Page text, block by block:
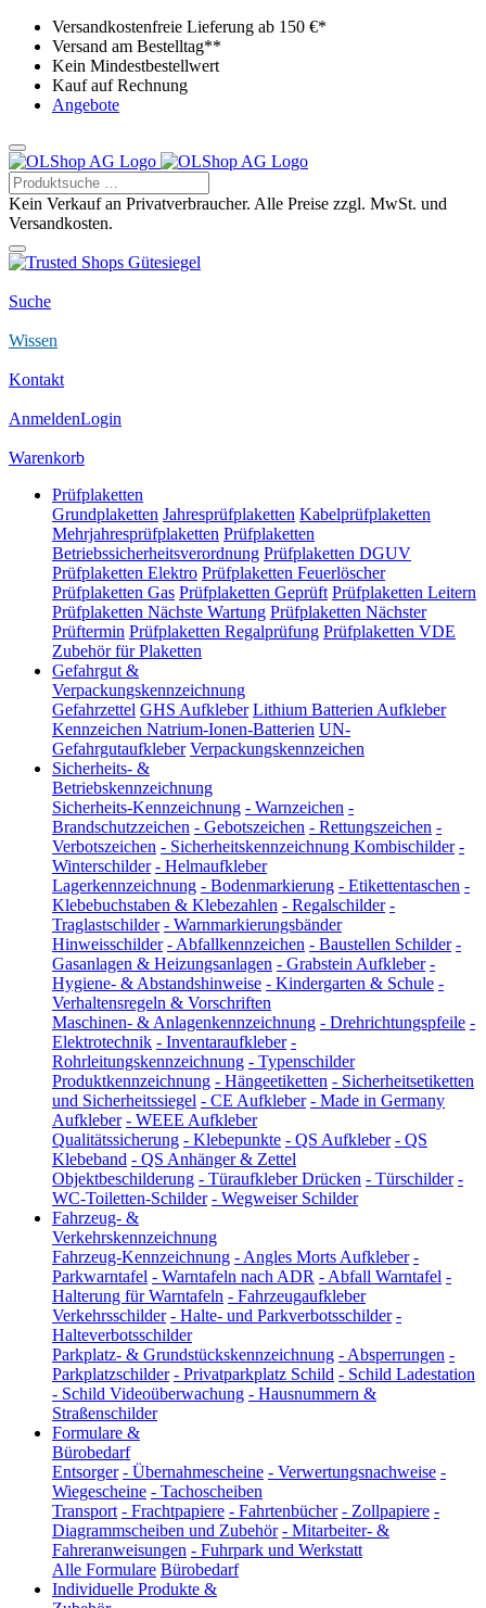
Versandkostenfreie Lieferung ab 150 €*
Versand am Bestelltag**
Kein Mindestbestellwert
Kauf auf Rechnung
Angebote
Kein Verkauf an Privatverbraucher. Alle Preise zzgl. MwSt. und
Versandkosten.
Suche
Wissen
Kontakt
AnmeldenLogin
Warenkorb
Prüfplaketten
Grundplaketten Jahresprüfplaketten Kabelprüfplaketten
Mehrjahresprüfplaketten Prüfplaketten
Betriebssicherheitsverordnung Prüfplaketten DGUV
Prüfplaketten Elektro Prüfplaketten Feuerlöscher
Prüfplaketten Gas Prüfplaketten Geprüft Prüfplaketten Leitern
Prüfplaketten Nächste Wartung Prüfplaketten Nächster
Prüftermin Prüfplaketten Regalprüfung Prüfplaketten VDE
Zubehör für Plaketten
Gefahrgut &
Verpackungskennzeichnung
Gefahrzettel GHS Aufkleber Lithium Batterien Aufkleber
Kennzeichen Natrium-Ionen-Batterien UN-
Gefahrgutaufkleber Verpackungskennzeichen
Sicherheits- &
Betriebskennzeichnung
Sicherheits-Kennzeichnung - Warnzeichen -
Brandschutzzeichen - Gebotszeichen - Rettungszeichen -
Verbotszeichen - Sicherheitskennzeichnung Kombischilder -
Winterschilder - Helmaufkleber
Lagerkennzeichnung - Bodenmarkierung - Etikettentaschen -
Klebebuchstaben & Klebezahlen - Regalschilder -
Traglastschilder - Warnmarkierungsbänder
Hinweisschilder - Abfallkennzeichen - Baustellen Schilder -
Gasanlagen & Heizungsanlagen - Grabstein Aufkleber -
Hygiene- & Abstandshinweise - Kindergarten & Schule -
Verhaltensregeln & Vorschriften
Maschinen- & Anlagenkennzeichnung - Drehrichtungspfeile -
Elektrotechnik - Inventaraufkleber -
Rohrleitungskennzeichnung - Typenschilder
Produktkennzeichnung - Hängeetiketten - Sicherheitsetiketten
und Sicherheitssiegel - CE Aufkleber - Made in Germany
Aufkleber - WEEE Aufkleber
Qualitätssicherung - Klebepunkte - QS Aufkleber - QS
Klebeband - QS Anhänger & Zettel
Objektbeschilderung - Türaufkleber Drücken - Türschilder -
WC-Toiletten-Schilder - Wegweiser Schilder
Fahrzeug- &
Verkehrskennzeichnung
Fahrzeug-Kennzeichnung - Angles Morts Aufkleber -
Parkwarntafel - Warntafeln nach ADR - Abfall Warntafel -
Halterung für Warntafeln - Fahrzeugaufkleber
Verkehrsschilder - Halte- und Parkverbotsschilder -
Halteverbotsschilder
Parkplatz- & Grundstückskennzeichnung - Absperrungen -
Parkplatzschilder - Privatparkplatz Schild - Schild Ladestation
- Schild Videoüberwachung - Hausnummern &
Straßenschilder
Formulare &
Bürobedarf
Entsorger - Übernahmescheine - Verwertungsnachweise -
Wiegescheine - Tachoscheiben
Transport - Frachtpapiere - Fahrtenbücher - Zollpapiere -
Diagrammscheiben und Zubehör - Mitarbeiter- &
Fahreranweisungen - Fuhrpark und Werkstatt
Alle Formulare Bürobedarf
Individuelle Produkte &